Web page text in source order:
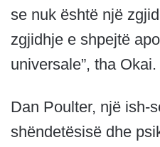
se nuk është një
zgjidhje e shpejtë
universale”, tha Okai.
Dan Poulter, një ish-
shëndetësisë dhe